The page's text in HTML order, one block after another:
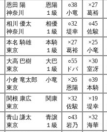
恩田 陽
神奈川
恩陽
１級
○38
小竜
×27
葛裕
相川 優太
神奈川
相優
１級
○32
堤幸
○45
佐駿
本名 騎雄
東京
本騎
１級
×27
葛裕
×25
小竜
大高 巴樹
東京
大巴
１級
○55
ドパ
×30
室冴
小倉 竜太郎
東京
小竜
×26
恩陽
○39
本騎
関根 康広
東京
関康
×32
佐駿
×19
堤幸
青山 謙太
東京
青譲
１級
○43
岩乃
×32
海華